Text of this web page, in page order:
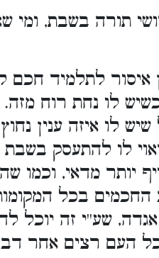
תורה בשבת, ומי
איסור לתלמיד חכם
לו נחת רוח
שיש לו איזה ענין
לו להתעסק בשבת
יותר מדאי,
בכל
שע''י זה יוכל
העם רצים אחר